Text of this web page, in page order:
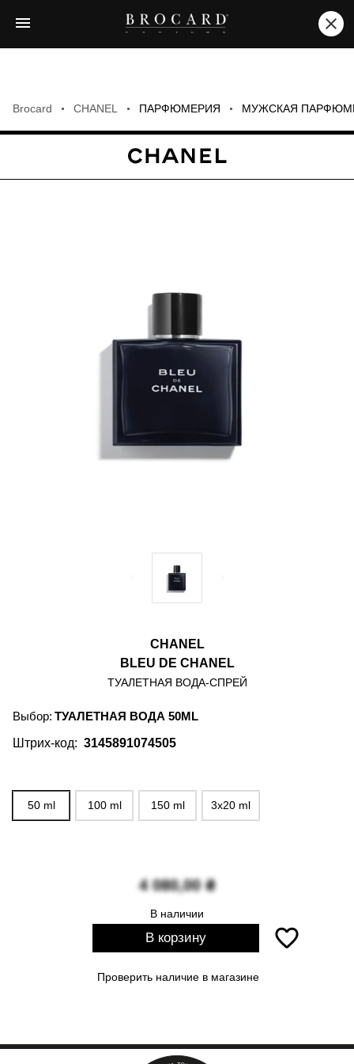
Brocard CHANEL ПАРФЮМЕРИЯ МУЖСКАЯ
CHANEL
BLEU DE CHANEL
ТУАЛЕТНАЯ ВОДА-СПРЕЙ
Выбор: ТУАЛЕТНАЯ ВОДА 50ML
Штрих-код: 3145891074505
50 ml 100 ml 150 ml 3x20 ml
4 080,00₴
В наличии
В корзину
Проверить наличие в магазине